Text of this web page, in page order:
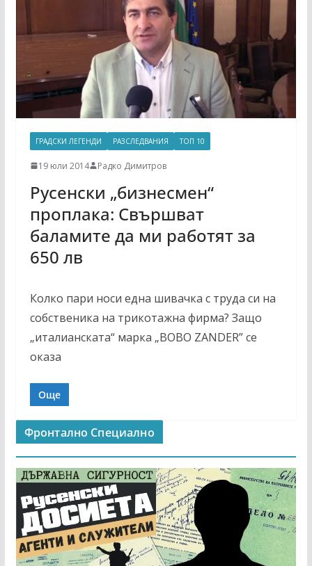
ГРАДСКИ ЛЕГЕНДИ РАЗСЛЕДВАНИЯ ТОП 10
19 юли 2014 Радко Димитров
Русенски „бизнесмен“
проплака: Свършват
баламите да ми работят за
650 лв
Колко пари носи една шивачка с труда си на
собственика на трикотажна фирма? Защо
„италианската“ марка „BOBO ZANDER” се
оказа
Още
Фронтално Специално